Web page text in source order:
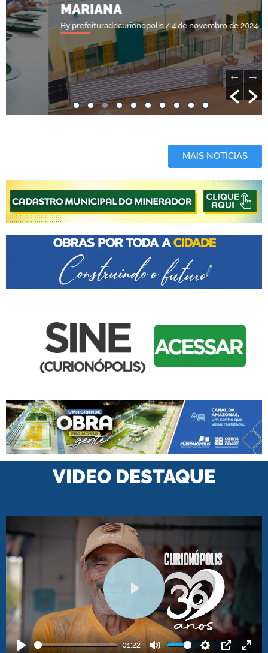
MARIANA
By prefeituradecurionopolis/ 4 de novembro de 2024
MAIS NOTÍCIAS
VIDEO DESTAQUE
01:22